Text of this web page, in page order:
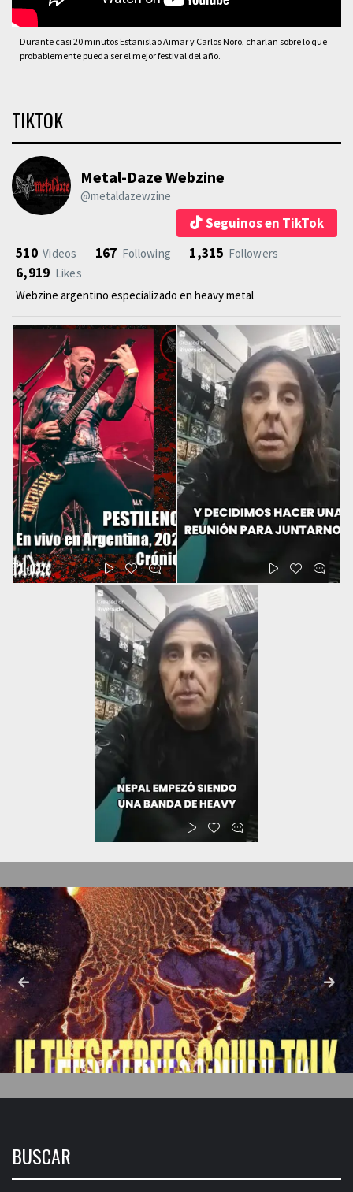
Durante casi 20 minutos Estanislao Aimar y Carlos Noro, charlan sobre lo que
probablemente pueda ser el mejor festival del año.
TIKTOK
Metal-Daze Webzine
@metaldazewzine
Seguinos en TikTok
510 Videos 167 Following 1,315 Followers
6,919 Likes
Webzine argentino especializado en heavy metal
BUSCAR